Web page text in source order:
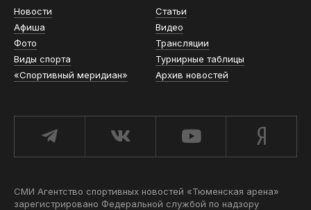
Новости
Статьи
Афиша
Видео
Фото
Трансляции
Виды спорта
Турнирные таблицы
«Спортивный меридиан»
Архив новостей
СМИ Агентство спортивных новостей «Тюменская арена»
зарегистрировано Федеральной службой по надзору